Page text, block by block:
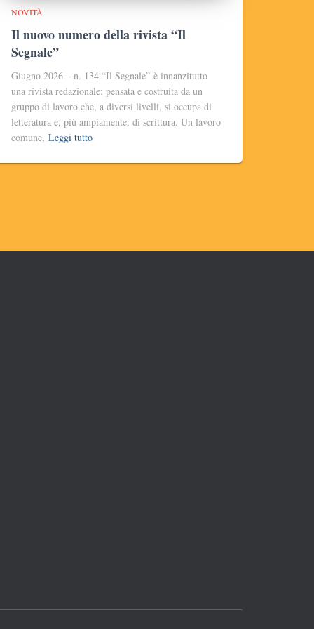
NOVITÀ
Il nuovo numero della rivista “Il
Segnale”
Giugno 2026 – n. 134 “Il Segnale” è innanzitutto
una rivista redazionale: pensata e costruita da un
gruppo di lavoro che, a diversi livelli, si occupa di
letteratura e, più ampiamente, di scrittura. Un lavoro
comune, Leggi tutto